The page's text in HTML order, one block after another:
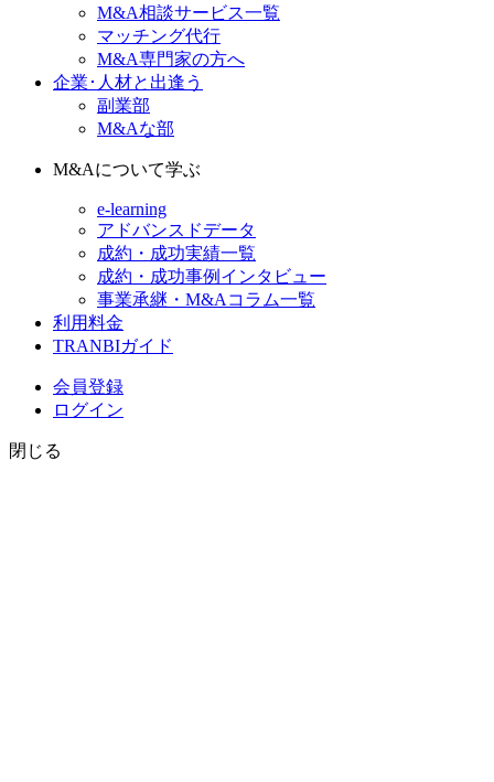
M&A相談サービス一覧
マッチング代行
M&A専門家の方へ
企業･人材と出逢う
副業部
M&Aな部
M&Aについて学ぶ
e-learning
アドバンスドデータ
成約・成功実績一覧
成約・成功事例インタビュー
事業承継・M&Aコラム一覧
利用料金
TRANBIガイド
会員登録
ログイン
閉じる